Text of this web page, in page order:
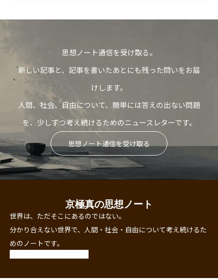
思想ノート通信を受け取る。
新しい記事と、記事を書いたあとにも残った問いをお届
けします。
人間、社会、自由について、簡単には答えの出ない問題
を、少しずつ考え続けるためのニュースレターです。
思想ノート通信を受け取る
京極真の思想ノート
世界は、ただそこにあるのではない。
分かり合えない世界で、人間・社会・自由について考え続けるた
めのノートです。